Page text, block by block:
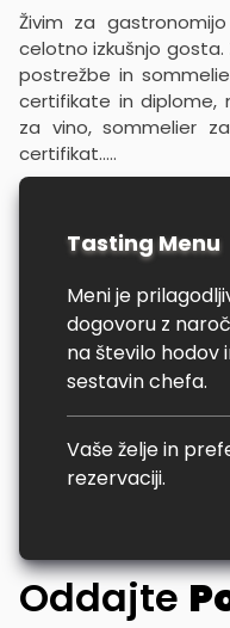
Živim za
celotno izkušnjo
postrežbe in
certifikate in diplome,
za vino, sommelier
certifikat.....
Tasting Menu
Meni je
dogovoru z
na število hodov
sestavin chefa.
Vaše želje in
rezervaciji.
Oddajte